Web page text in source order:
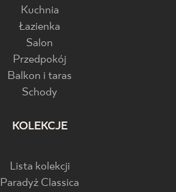
Kuchnia
Łazienka
Salon
Przedpokój
Balkon i taras
Schody
KOLEKCJE
Lista kolekcji
Paradyż Classica